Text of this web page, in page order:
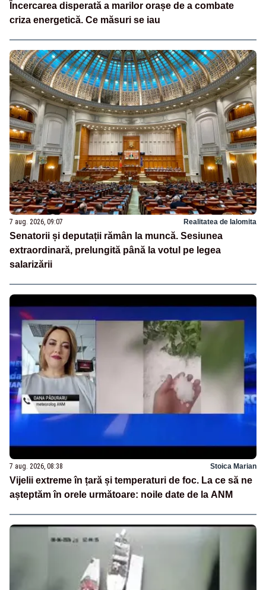
Încercarea disperată a marilor orașe de a combate
criza energetică. Ce măsuri se iau
7 aug. 2026, 09:07 Realitatea de Ialomita
Senatorii și deputații rămân la muncă. Sesiunea
extraordinară, prelungită până la votul pe legea
salarizării
7 aug. 2026, 08:38 Stoica Marian
Vijelii extreme în țară și temperaturi de foc. La ce să ne
așteptăm în orele următoare: noile date de la ANM